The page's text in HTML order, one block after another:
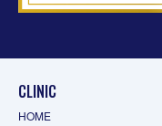
CLINIC
HOME